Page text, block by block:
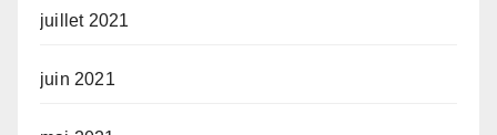
juillet 2021
juin 2021